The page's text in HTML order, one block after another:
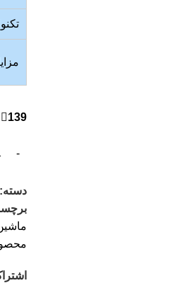
139 در انبار
دسته: